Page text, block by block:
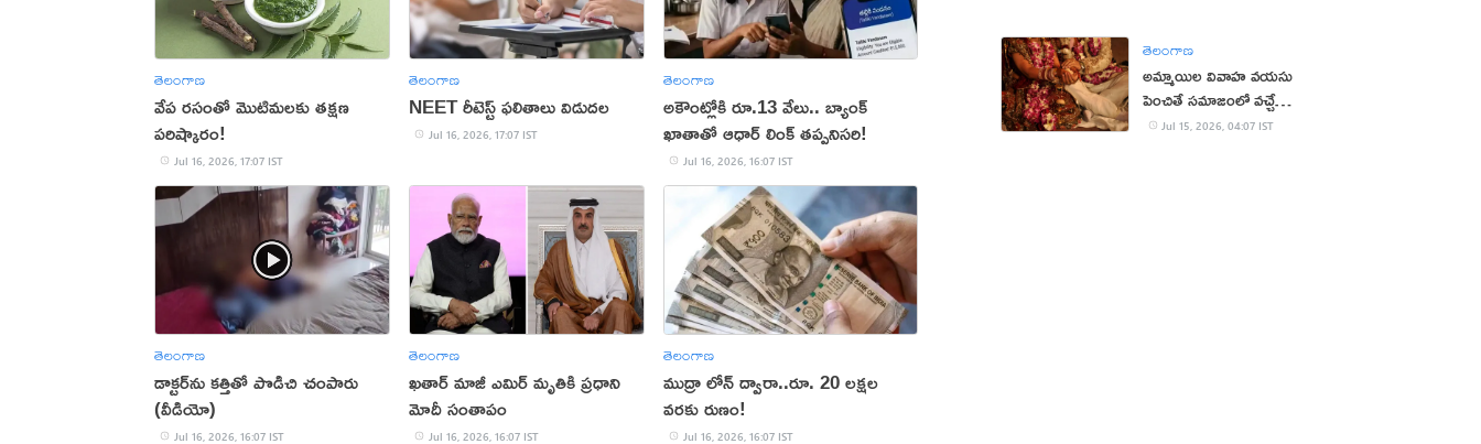
తెలంగాణ
వేప రసంతో మొటిమలకు తక్షణ
పరిష్కారం!
Jul 16, 2026, 17:07 IST
తెలంగాణ
NEET రీటెస్ట్ ఫలితాలు విడుదల
Jul 16, 2026, 17:07 IST
తెలంగాణ
అకౌంట్లోకి రూ.13 వేలు.. బ్యాంక్
ఖాతాతో ఆధార్ లింక్ తప్పనిసరి!
Jul 16, 2026, 16:07 IST
తెలంగాణ
డాక్టర్‌ను కత్తితో పొడిచి చంపారు
(వీడియో)
Jul 16, 2026, 16:07 IST
తెలంగాణ
ఖతార్ మాజీ ఎమిర్ మృతికి ప్రధాని
మోదీ సంతాపం
Jul 16, 2026, 16:07 IST
తెలంగాణ
ముద్రా లోన్ ద్వారా..రూ. 20 లక్షల
వరకు రుణం!
Jul 16, 2026, 16:07 IST
తెలంగాణ
అమ్మాయిల వివాహ వయసు
పెంచితే సమాజంలో వచ్చే
మార్పులు ఇవే!
Jul 15, 2026, 04:07 IST